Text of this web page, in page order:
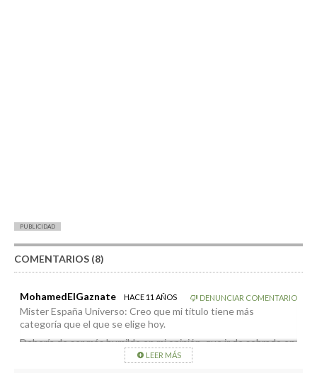
PUBLICIDAD
COMENTARIOS (8)
MohamedElGaznate HACE 11 AÑOS DENUNCIAR COMENTARIO
Mister España Universo: Creo que mi título tiene más
categoría que el que se elige hoy.
Debería de ser más humilde en mi opinión, que ir de sobrado en
LEER MÁS